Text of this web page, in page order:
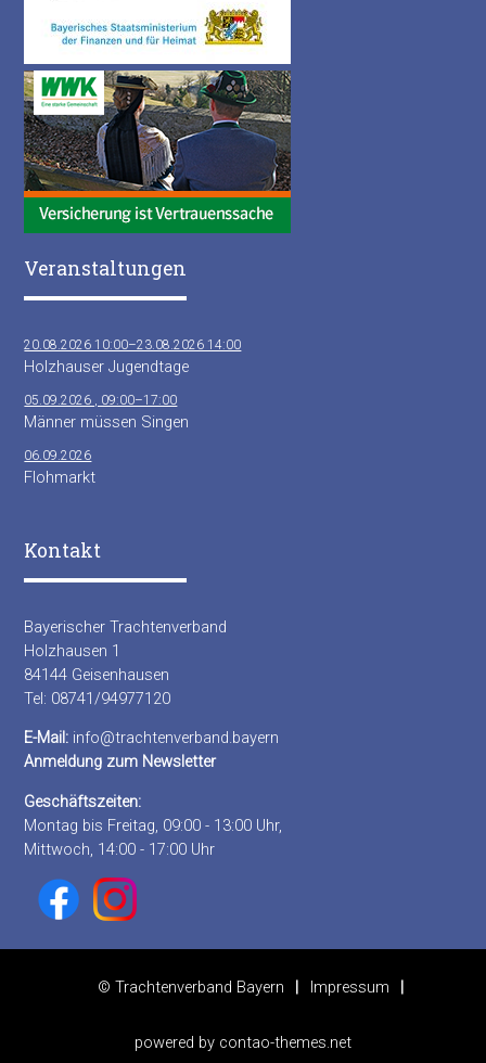
Veranstaltungen
20.08.2026 10:00–23.08.2026 14:00
Holzhauser Jugendtage
05.09.2026 , 09:00–17:00
Männer müssen Singen
06.09.2026
Flohmarkt
Kontakt
Bayerischer Trachtenverband
Holzhausen 1
84144 Geisenhausen
Tel: 08741/94977120
E-Mail: info@trachtenverband.bayern
Anmeldung zum Newsletter
Geschäftszeiten:
Montag bis Freitag, 09:00 - 13:00 Uhr,
Mittwoch, 14:00 - 17:00 Uhr
© Trachtenverband Bayern Impressum
powered by contao-themes.net